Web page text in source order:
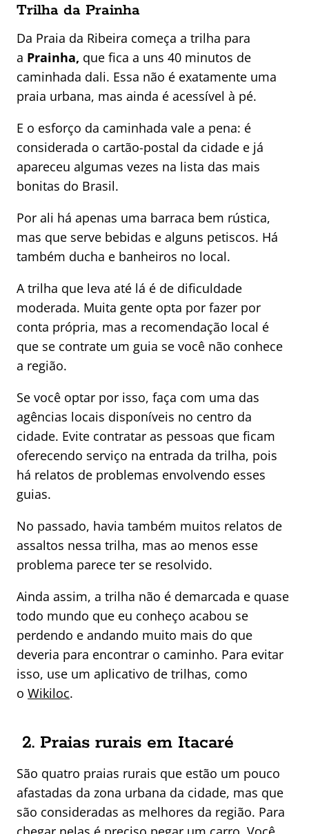
Trilha da Prainha
Da Praia da Ribeira começa a trilha para
a Prainha, que fica a uns 40 minutos de
caminhada dali. Essa não é exatamente uma
praia urbana, mas ainda é acessível à pé.
E o esforço da caminhada vale a pena: é
considerada o cartão-postal da cidade e já
apareceu algumas vezes na lista das mais
bonitas do Brasil.
Por ali há apenas uma barraca bem rústica,
mas que serve bebidas e alguns petiscos. Há
também ducha e banheiros no local.
A trilha que leva até lá é de dificuldade
moderada. Muita gente opta por fazer por
conta própria, mas a recomendação local é
que se contrate um guia se você não conhece
a região.
Se você optar por isso, faça com uma das
agências locais disponíveis no centro da
cidade. Evite contratar as pessoas que ficam
oferecendo serviço na entrada da trilha, pois
há relatos de problemas envolvendo esses
guias.
No passado, havia também muitos relatos de
assaltos nessa trilha, mas ao menos esse
problema parece ter se resolvido.
Ainda assim, a trilha não é demarcada e quase
todo mundo que eu conheço acabou se
perdendo e andando muito mais do que
deveria para encontrar o caminho. Para evitar
isso, use um aplicativo de trilhas, como
o Wikiloc.
2. Praias rurais em Itacaré
São quatro praias rurais que estão um pouco
afastadas da zona urbana da cidade, mas que
são consideradas as melhores da região. Para